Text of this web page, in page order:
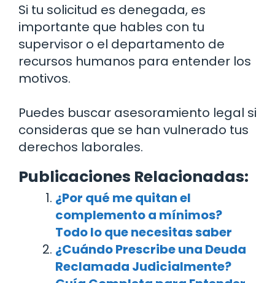
Si tu solicitud es denegada, es
importante que hables con tu
supervisor o el departamento de
recursos humanos para entender los
motivos.
Puedes buscar asesoramiento legal si
consideras que se han vulnerado tus
derechos laborales.
Publicaciones Relacionadas:
¿Por qué me quitan el
complemento a mínimos?
Todo lo que necesitas saber
¿Cuándo Prescribe una Deuda
Reclamada Judicialmente?